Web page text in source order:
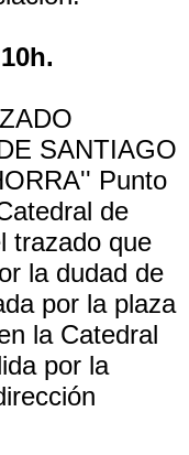
SANTIAGO
Punto
de
trazado que
la dudad de
por la plaza
la Catedral
por la